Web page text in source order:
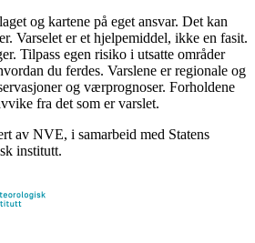
og kartene på eget ansvar. Det kan
Varselet er et hjelpemiddel, ikke en fasit.
Tilpass egen risiko i utsatte områder
du ferdes. Varslene er regionale og
og værprognoser. Forholdene
fra det som er varslet.
av NVE, i samarbeid med Statens
institutt.